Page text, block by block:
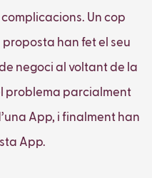
Un cop
han fet el seu
negoci al voltant de la
problema parcialment
App, i finalment han
App.